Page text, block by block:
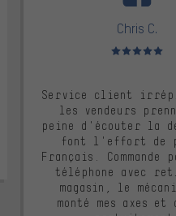
Chris C.
Note moyenne :
Service client
les vendeurs
peine d'écouter la
font l'effort de
Français. Commande
téléphone avec
magasin, le
monté mes axes et